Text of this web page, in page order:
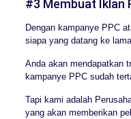
#3 Membuat Iklan
Dengan kampanye PPC
siapa yang datang ke
Anda akan mendapatkan
kampanye PPC sudah
Tapi kami adalah
yang akan memberikan